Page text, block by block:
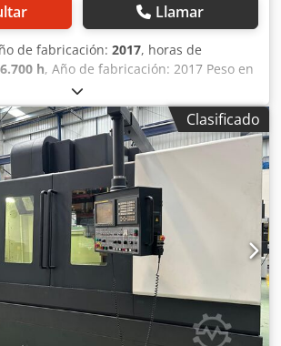
Llamar
de fabricación: 2017, horas de
6.700 h, Año de fabricación: 2017 Peso en
(lxanxal): 898 x 299 x 308 cm
oruga: 60 cm = Más opciones y
de lubricación central Crjdpoy
= Ubicación: Olesa de
Esta excavadora de orugas de
necesaria para realizar
trabajo, ya sea en zonas urbanas
en puentes o carreteras, con
menos paradas y más
de segunda mano a la venta ideal
terrenos, carga, elevación y descarga
la acción de la cuchara. Tipología:
a consultar Profundidad excav:
10.795 mm
Clasificado